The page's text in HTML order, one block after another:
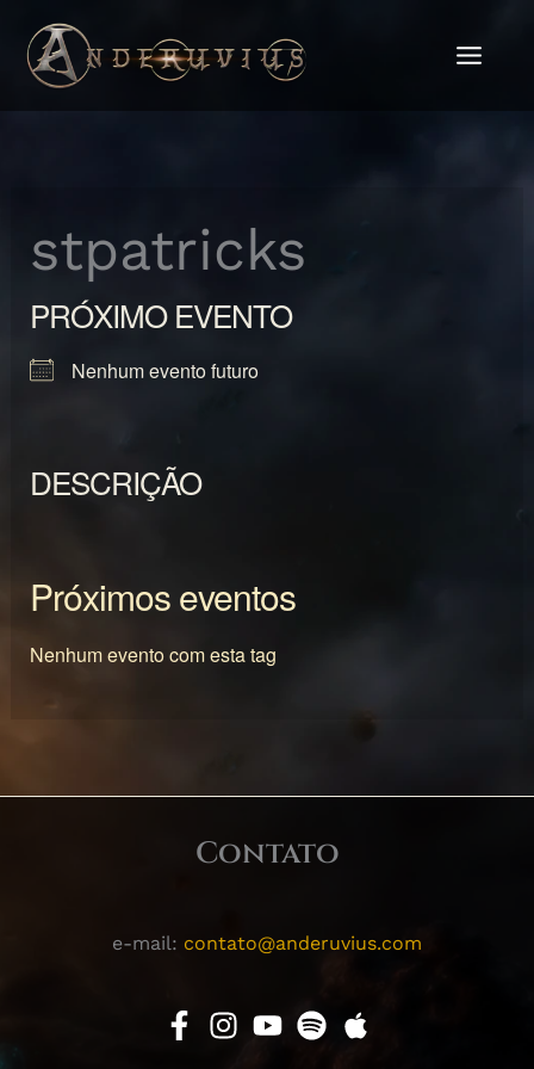
para
stpatricks
PRÓXIMO EVENTO
Nenhum evento futuro
DESCRIÇÃO
Próximos eventos
Nenhum evento com esta tag
Contato
e-mail: contato@anderuvius.com